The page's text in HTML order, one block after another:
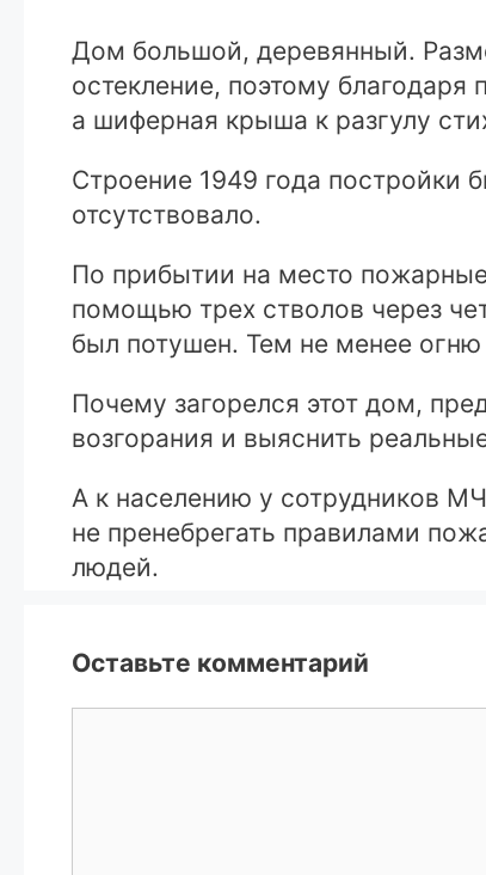
Дом большой, деревянный.
остекление, поэтому
а шиферная крыша к разгулу
Строение 1949 года постройки
отсутствовало.
По прибытии на место
помощью трех стволов через
был потушен. Тем не менее
Почему загорелся этот дом,
возгорания и выяснить
А к населению у сотрудников
не пренебрегать правилами
людей.
Оставьте комментарий